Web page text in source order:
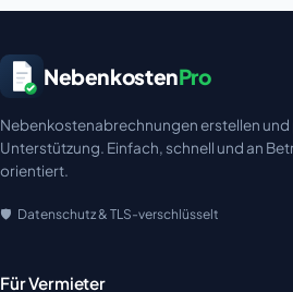
NebenkostenPro
Nebenkostenabrechnungen erstellen und
Unterstützung. Einfach, schnell und an
orientiert.
Datenschutz & TLS-verschlüsselt
Für Vermieter